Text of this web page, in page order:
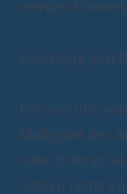
werden können.
Löschung von
Die von uns
Maßgabe der
oder in ihrer
Sofern nicht im